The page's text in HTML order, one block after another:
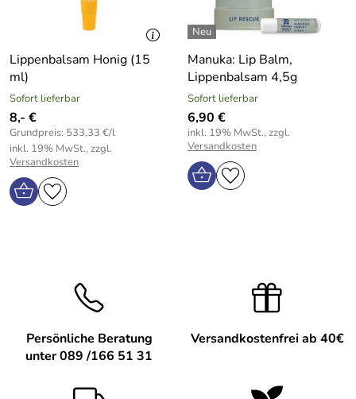
Lippenbalsam Honig (15
ml)
Sofort lieferbar
8,- €
Grundpreis: 533,33 €/l
inkl. 19% MwSt., zzgl.
Versandkosten
Manuka: Lip Balm,
Lippenbalsam 4,5g
Sofort lieferbar
6,90 €
inkl. 19% MwSt., zzgl.
Versandkosten
Persönliche Beratung
unter 089 /166 51 31
Versandkostenfrei ab 40€